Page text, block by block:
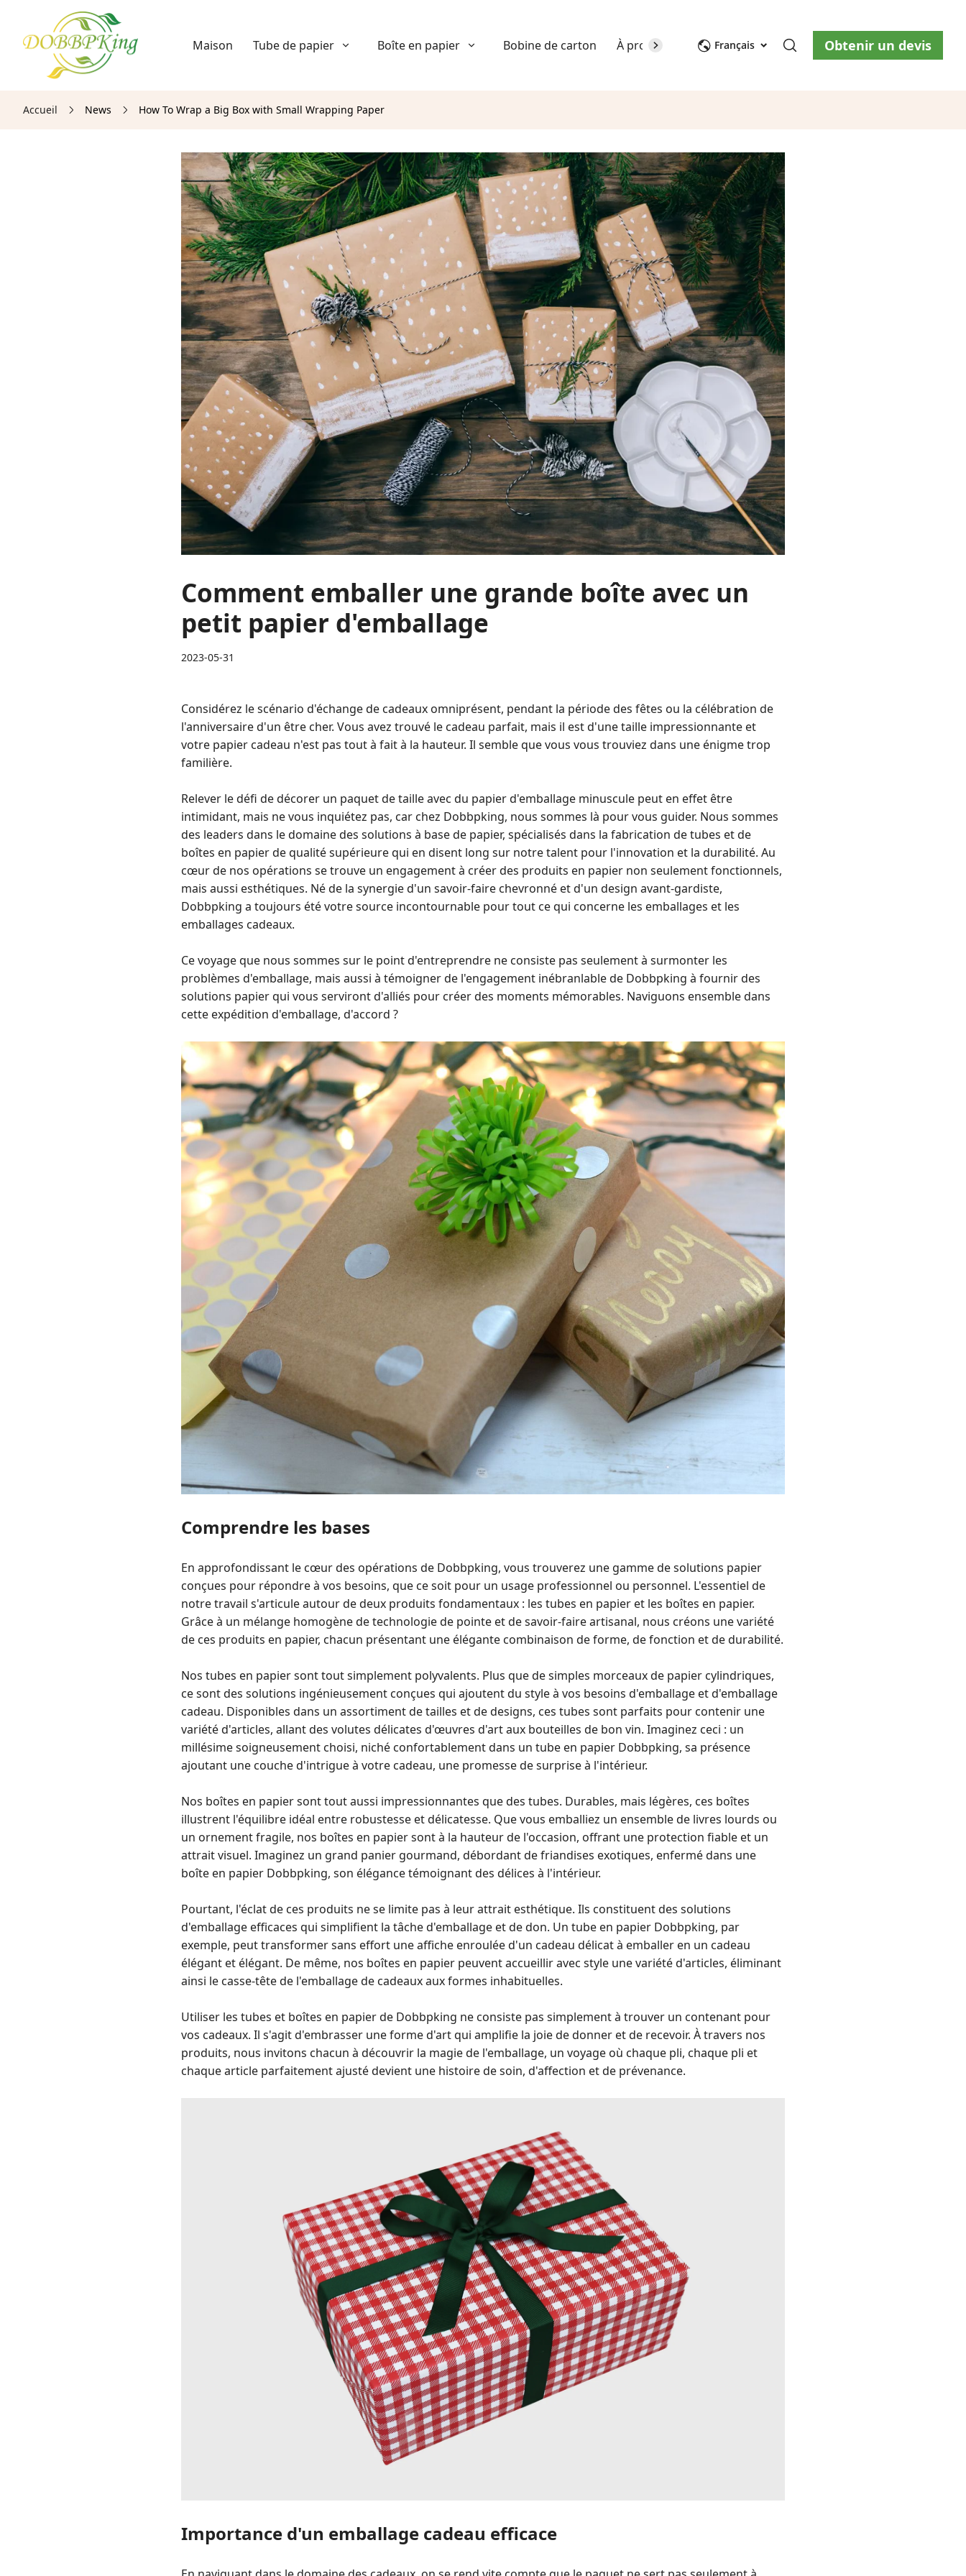
Maison Tube de papier Boîte en papier Bobine de carton À propos de nous Blog Nous contacter
Français Obtenir un devis
Accueil News How To Wrap a Big Box with Small Wrapping Paper
Comment emballer une grande boîte avec un
petit papier d'emballage
2023-05-31
Considérez le scénario d'échange de cadeaux omniprésent, pendant la période des fêtes ou la célébration de
l'anniversaire d'un être cher. Vous avez trouvé le cadeau parfait, mais il est d'une taille impressionnante et
votre papier cadeau n'est pas tout à fait à la hauteur. Il semble que vous vous trouviez dans une énigme trop
familière.
Relever le défi de décorer un paquet de taille avec du papier d'emballage minuscule peut en effet être
intimidant, mais ne vous inquiétez pas, car chez Dobbpking, nous sommes là pour vous guider. Nous sommes
des leaders dans le domaine des solutions à base de papier, spécialisés dans la fabrication de tubes et de
boîtes en papier de qualité supérieure qui en disent long sur notre talent pour l'innovation et la durabilité. Au
cœur de nos opérations se trouve un engagement à créer des produits en papier non seulement fonctionnels,
mais aussi esthétiques. Né de la synergie d'un savoir-faire chevronné et d'un design avant-gardiste,
Dobbpking a toujours été votre source incontournable pour tout ce qui concerne les emballages et les
emballages cadeaux.
Ce voyage que nous sommes sur le point d'entreprendre ne consiste pas seulement à surmonter les
problèmes d'emballage, mais aussi à témoigner de l'engagement inébranlable de Dobbpking à fournir des
solutions papier qui vous serviront d'alliés pour créer des moments mémorables. Naviguons ensemble dans
cette expédition d'emballage, d'accord ?
Comprendre les bases
En approfondissant le cœur des opérations de Dobbpking, vous trouverez une gamme de solutions papier
conçues pour répondre à vos besoins, que ce soit pour un usage professionnel ou personnel. L'essentiel de
notre travail s'articule autour de deux produits fondamentaux : les tubes en papier et les boîtes en papier.
Grâce à un mélange homogène de technologie de pointe et de savoir-faire artisanal, nous créons une variété
de ces produits en papier, chacun présentant une élégante combinaison de forme, de fonction et de durabilité.
Nos tubes en papier sont tout simplement polyvalents. Plus que de simples morceaux de papier cylindriques,
ce sont des solutions ingénieusement conçues qui ajoutent du style à vos besoins d'emballage et d'emballage
cadeau. Disponibles dans un assortiment de tailles et de designs, ces tubes sont parfaits pour contenir une
variété d'articles, allant des volutes délicates d'œuvres d'art aux bouteilles de bon vin. Imaginez ceci : un
millésime soigneusement choisi, niché confortablement dans un tube en papier Dobbpking, sa présence
ajoutant une couche d'intrigue à votre cadeau, une promesse de surprise à l'intérieur.
Nos boîtes en papier sont tout aussi impressionnantes que des tubes. Durables, mais légères, ces boîtes
illustrent l'équilibre idéal entre robustesse et délicatesse. Que vous emballiez un ensemble de livres lourds ou
un ornement fragile, nos boîtes en papier sont à la hauteur de l'occasion, offrant une protection fiable et un
attrait visuel. Imaginez un grand panier gourmand, débordant de friandises exotiques, enfermé dans une
boîte en papier Dobbpking, son élégance témoignant des délices à l'intérieur.
Pourtant, l'éclat de ces produits ne se limite pas à leur attrait esthétique. Ils constituent des solutions
d'emballage efficaces qui simplifient la tâche d'emballage et de don. Un tube en papier Dobbpking, par
exemple, peut transformer sans effort une affiche enroulée d'un cadeau délicat à emballer en un cadeau
élégant et élégant. De même, nos boîtes en papier peuvent accueillir avec style une variété d'articles, éliminant
ainsi le casse-tête de l'emballage de cadeaux aux formes inhabituelles.
Utiliser les tubes et boîtes en papier de Dobbpking ne consiste pas simplement à trouver un contenant pour
vos cadeaux. Il s'agit d'embrasser une forme d'art qui amplifie la joie de donner et de recevoir. À travers nos
produits, nous invitons chacun à découvrir la magie de l'emballage, un voyage où chaque pli, chaque pli et
chaque article parfaitement ajusté devient une histoire de soin, d'affection et de prévenance.
Importance d'un emballage cadeau efficace